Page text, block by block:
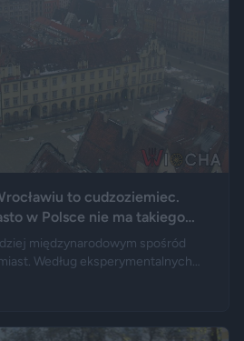
to cudzoziemiec.
w Polsce nie ma takiego
międzynarodowym spośród
Według eksperymentalnych
Dolnego Śląska. Informacja
po komentarze wieszczące